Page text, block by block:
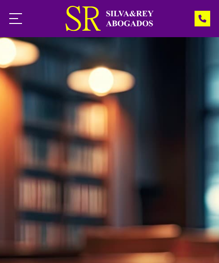
Inicio
Servicios
Contacto
¿Necesita ayuda?
Llámenos: 988 541 966